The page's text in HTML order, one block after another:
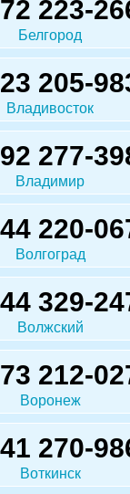
223-
Белгород
205-
Владивосток
277-
Владимир
220-
Волгоград
329-
Волжский
212-
Воронеж
270-
Воткинск